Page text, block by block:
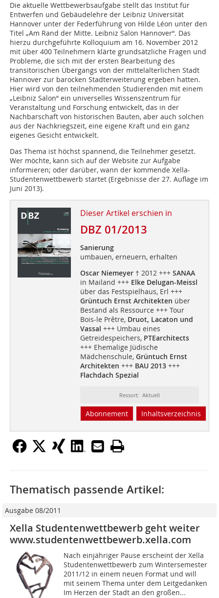
Die aktuelle Wettbewerbsaufgabe stellt das Institut für
Entwerfen und Gebäudelehre der Leibniz Universität
Hannover unter der Federführung von Hilde Léon unter den
Titel „Am Rand der Mitte. Leibniz Salon Hannover“. Das
hierzu durchgeführte Kolloquium am 16. November 2012
mit über 400 Teilnehmern klärte grundsätzliche Fragen und
Probleme, die sich mit der ersten Bearbeitung des
transitorischen Übergangs von der mittelalterlichen Stadt
Hannover zur barocken Stadterweiterung ergeben hatten.
Hier wird von den teilnehmenden Studierenden mit einem
„Leibniz Salon“ ein universelles Wissenszentrum für
Veranstaltung und Forschung entwickelt, das in der
Nachbarschaft von historischen Bauten, aber auch solchen
aus der Nachkriegszeit, eine eigene Kraft und ein ganz
eigenes Gesicht entwickelt.
Das Thema ist höchst spannend, die Teilnehmer gesetzt.
Wer möchte, kann sich auf der Website zur Aufgabe
informieren; oder darüber, wann der kommende Xella-
Studentenwettbewerb startet (Ergebnisse der 27. Auflage im
Juni 2013).
Dieser Artikel erschien in
DBZ 01/2013
Sanierung
umbauen, erneuern, erhalten
Oscar Niemeyer† 2012 +++ SANAA
in Mailand +++ Elke Delugan-Meissl
über das Festspielhaus, Erl +++
Grüntuch Ernst Architekten über
Bestand als Ressource +++ Tour
Bois-le Prêtre, Druot, Lacaton und
Vassal +++ Umbau eines
Getreidespeichers, PTEarchitects
+++ Ehemalige Jüdische
Mädchenschule, Grüntuch Ernst
Architekten +++ BAU 2013+++
Flachdach Spezial
Ressort: Aktuell
Abonnement Inhaltsverzeichnis
Thematisch passende Artikel:
Ausgabe 08/2011
Xella Studentenwettbewerb geht weiter
www.studentenwettbewerb.xella.com
Nach einjähriger Pause erscheint der Xella
Studentenwettbewerb zum Wintersemester
2011/12 in einem neuen Format und will
mit seinem Thema unter dem Leitgedanken
Im Herzen der Stadt an den großen...